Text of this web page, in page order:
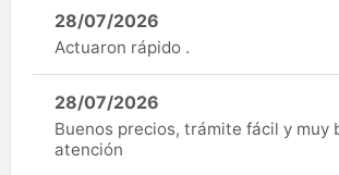
28/07/2026
Actuaron rápido .
28/07/2026
Buenos precios, trámite fácil y muy
atención